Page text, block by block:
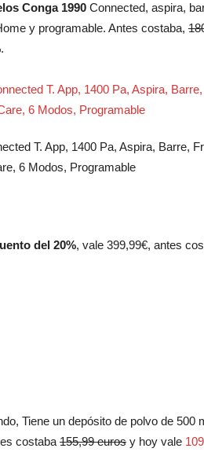
Conga 1990 Connected, aspira,
y programable. Antes costaba,
.
T. App, 1400 Pa, Aspira, Barre,
6 Modos, Programable
del 20%, vale 399,99€, antes
Tiene un depósito de polvo de 500
costaba 155,99 euros y hoy vale